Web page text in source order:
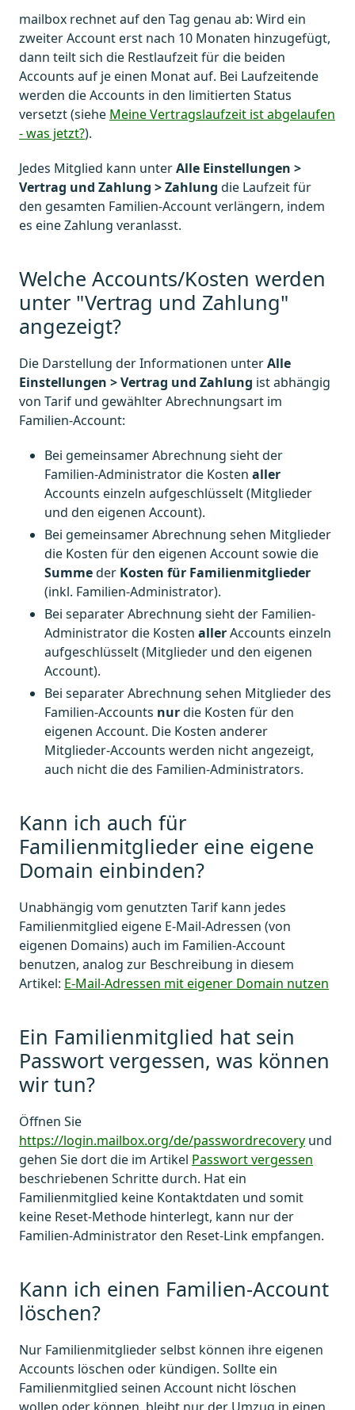
mailbox rechnet auf den Tag genau ab: Wird ein
zweiter Account erst nach 10 Monaten hinzugefügt,
dann teilt sich die Restlaufzeit für die beiden
Accounts auf je einen Monat auf. Bei Laufzeitende
werden die Accounts in den limitierten Status
versetzt (siehe Meine Vertragslaufzeit ist abgelaufen
- was jetzt?).
Jedes Mitglied kann unterAlle Einstellungen >
Vertrag und Zahlung > Zahlung die Laufzeit für
den gesamten Familien-Account verlängern, indem
es eine Zahlung veranlasst.
Welche Accounts/Kosten werden
unter "Vertrag und Zahlung"
angezeigt?
Die Darstellung der Informationen unterAlle
Einstellungen > Vertrag und Zahlung ist abhängig
von Tarif und gewählter Abrechnungsart im
Familien-Account:
Bei gemeinsamer Abrechnung sieht der
Familien-Administrator die Kosten aller
Accounts einzeln aufgeschlüsselt (Mitglieder
und den eigenen Account).
Bei gemeinsamer Abrechnung sehen Mitglieder
die Kosten für den eigenen Account sowie die
Summeder Kosten für Familienmitglieder
(inkl. Familien-Administrator).
Bei separater Abrechnung sieht der Familien-
Administrator die Kosten allerAccounts einzeln
aufgeschlüsselt (Mitglieder und den eigenen
Account).
Bei separater Abrechnung sehen Mitglieder des
Familien-Accounts nurdie Kosten für den
eigenen Account. Die Kosten anderer
Mitglieder-Accounts werden nicht angezeigt,
auch nicht die des Familien-Administrators.
Kann ich auch für
Familienmitglieder eine eigene
Domain einbinden?
Unabhängig vom genutzten Tarif kann jedes
Familienmitglied eigene E-Mail-Adressen (von
eigenen Domains) auch im Familien-Account
benutzen, analog zur Beschreibung in diesem
Artikel: E-Mail-Adressen mit eigener Domain nutzen
Ein Familienmitglied hat sein
Passwort vergessen, was können
wir tun?
Öffnen Sie
https://login.mailbox.org/de/passwordrecovery und
gehen Sie dort die im Artikel Passwort vergessen
beschriebenen Schritte durch. Hat ein
Familienmitglied keine Kontaktdaten und somit
keine Reset-Methode hinterlegt, kann nur der
Familien-Administrator den Reset-Link empfangen.
Kann ich einen Familien-Account
löschen?
Nur Familienmitglieder selbst können ihre eigenen
Accounts löschen oder kündigen. Sollte ein
Familienmitglied seinen Account nicht löschen